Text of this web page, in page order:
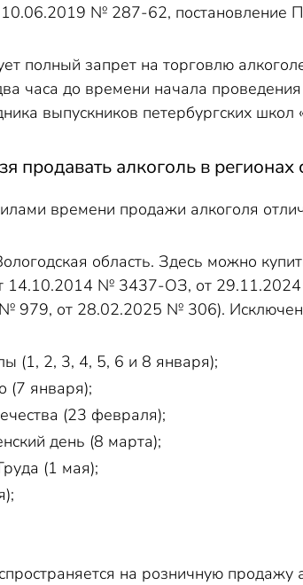
№ 287-62, постановление
полный запрет на торговлю
часа до времени начала
выпускников петербургских
продавать алкоголь в
времени продажи алкоголя
область. Здесь можно
14.10.2014 № 3437-ОЗ, от
979, от 28.02.2025 № 306).
(1, 2, 3, 4, 5, 6 и 8 января);
(7 января);
(23 февраля);
день (8 марта);
(1 мая);
на розничную